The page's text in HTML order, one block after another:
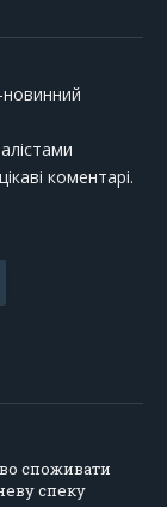
коментарі.
споживати
спеку